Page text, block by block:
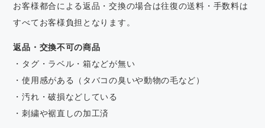
お客様都合による返品・交換の場合は往復の送料・手数料は
すべてお客様負担となります。
返品・交換不可の商品
・タグ・ラベル・箱などが無い
・使用感がある（タバコの臭いや動物の毛など）
・汚れ・破損などしている
・刺繍や裾直しの加工済